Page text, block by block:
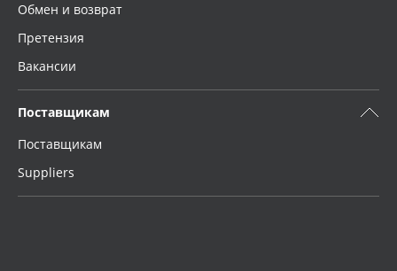
Обмен и возврат
Претензия
Вакансии
Поставщикам
Поставщикам
Suppliers